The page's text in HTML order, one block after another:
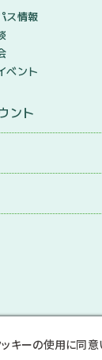
ス情報
ベント
ント
ッキーの使用に同